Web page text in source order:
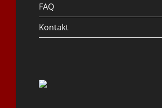
FAQ
Kontakt